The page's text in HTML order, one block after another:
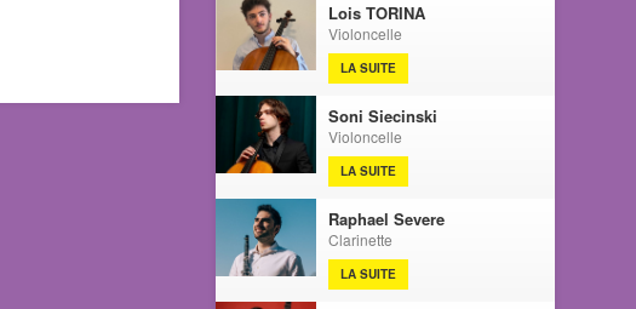
Lois TORINA
Violoncelle
LA SUITE
Soni Siecinski
Violoncelle
LA SUITE
Raphael Severe
Clarinette
LA SUITE